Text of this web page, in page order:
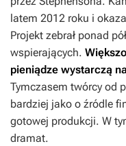
latem 2012 roku i
Projekt zebrał ponad
wspierających.
pieniądze wystarczą
Tymczasem twórcy od
bardziej jako o źródle
gotowej produkcji. W
dramat.